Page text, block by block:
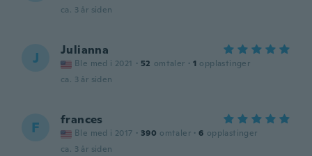
ca. 3 år siden
J Julianna
Ble med i 2021 · 52 omtaler · 1 opplastinger
ca. 3 år siden
F frances
Ble med i 2017 · 390 omtaler · 6 opplastinger
ca. 3 år siden